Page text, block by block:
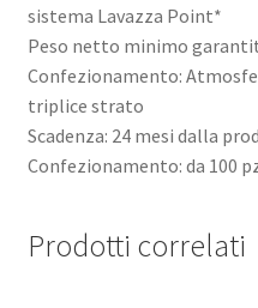
sistema Lavazza Point*
Peso netto minimo
Confezionamento:
triplice strato
Scadenza: 24 mesi dalla
Confezionamento: da 100
Prodotti correlati